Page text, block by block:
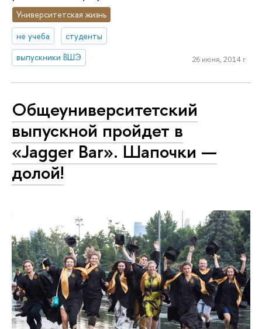
Университетская жизнь
не учеба
студенты
выпускники ВШЭ
26 июня, 2014 г.
Общеуниверситетский
выпускной пройдет в
«Jagger Bar». Шапочки —
долой!